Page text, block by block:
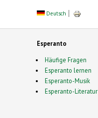
Deutsch
Esperanto
Häufige Fragen
Esperanto lernen
Esperanto-Musik
Esperanto-Literatur